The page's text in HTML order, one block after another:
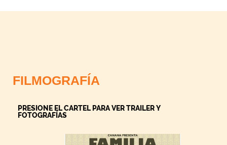
FILMOGRAFÍA
PRESIONE EL CARTEL PARA VER TRAILER Y
FOTOGRAFÍAS